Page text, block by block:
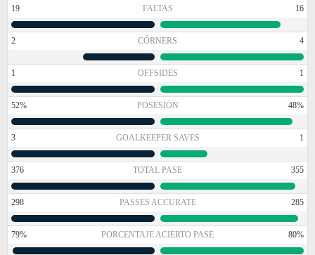
19 FALTAS 16
2 CÓRNERS 4
1 OFFSIDES 1
52% POSESIÓN 48%
3 GOALKEEPER SAVES 1
376 TOTAL PASE 355
298 PASSES ACCURATE 285
79% PORCENTAJE ACIERTO PASE 80%